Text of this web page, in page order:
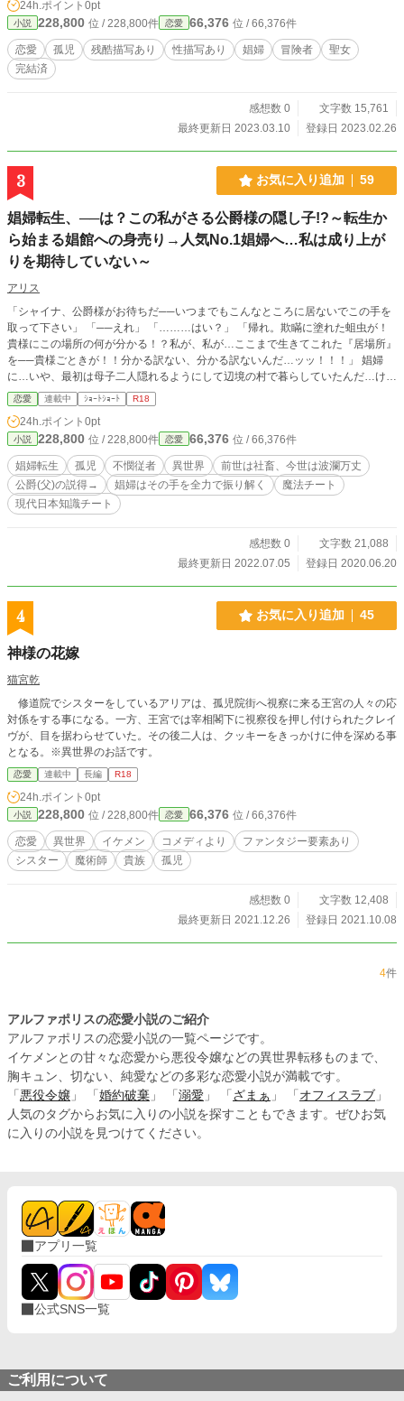
24h.ポイント 0pt
小説 228,800 位 / 228,800件 恋愛 66,376 位 / 66,376件
恋愛 孤児 残酷描写あり 性描写あり 娼婦 冒険者
聖女
完結済
感想数 0
文字数 15,761
最終更新日 2023.03.10
登録日 2023.02.26
3 お気に入り追加 59
娼婦転生、──は？この私がさる公爵様の隠し子!?～転生か
ら始まる娼館への身売り→人気No.1娼婦へ…私は成り上が
りを期待していない～
アリス
「シャイナ、公爵様がお待ちだ──いつまでもこんなところに居ないでこの手を
取って下さい」 「──えれ」 「………はい？」 「帰れ。欺瞞に塗れた蛆虫が！
貴様にこの場所の何が分かる！？私が、私が…ここまで生きてこれた『居場所』
を──貴様ごときが！！分かる訳ない、分かる訳ないんだ…ッッ！！！」 娼婦
に…いや、最初は母子二人隠れるようにして辺境の村で暮らしていたんだ…け
ど。 母は流行り病で帰らぬ人となった──そこにきての数百年に一度…の頻度で
起こる日照りによる、飢饉。 少女──“シャイナ”は口減らしと幾ばくかの食料と
水と引き換えに…女衒の男に預けられた。 …この時、シャイナ6歳。 いやは
や、人生何が起きるかわからないなーと孤児となったシャイナは思ったものだ。
…これはそんな娼婦と彼女をどうにか公爵(主)の元に連れていきたい従者の攻防
の話。
恋愛 連載中 ｼｮｰﾄｼｮｰﾄ R18
24h.ポイント 0pt
小説 228,800 位 / 228,800件 恋愛 66,376 位 / 66,376件
娼婦転生 孤児 不憫従者 異世界
前世は社畜、今世は波瀾万丈
公爵(父)の説得→
娼婦はその手を全力で振り解く
魔法チート
現代日本知識チート
感想数 0
文字数 21,088
最終更新日 2022.07.05
登録日 2020.06.20
4 お気に入り追加 45
神様の花嫁
猫宮乾
修道院でシスターをしているアリアは、孤児院街へ視察に来る王宮の人々の応
対係をする事になる。一方、王宮では宰相閣下に視察役を押し付けられたクレイ
ヴが、目を据わらせていた。その後二人は、クッキーをきっかけに仲を深める事
となる。※異世界のお話です。
恋愛 連載中 長編 R18
24h.ポイント 0pt
小説 228,800 位 / 228,800件 恋愛 66,376 位 / 66,376件
恋愛 異世界 イケメン コメディより
ファンタジー要素あり
シスター
魔術師 貴族 孤児
感想数 0
文字数 12,408
最終更新日 2021.12.26
登録日 2021.10.08
4件
アルファポリスの恋愛小説のご紹介
アルファポリスの恋愛小説の一覧ページです。
イケメンとの甘々な恋愛から悪役令嬢などの異世界転移ものまで、
胸キュン、切ない、純愛などの多彩な恋愛小説が満載です。
「 悪役令嬢 」 「 婚約破棄 」 「 溺愛 」 「 ざまぁ 」 「 オフィスラブ 」
人気のタグからお気に入りの小説を探すこともできます。ぜひお気
に入りの小説を見つけてください。
アプリ一覧
公式SNS一覧
ご利用について